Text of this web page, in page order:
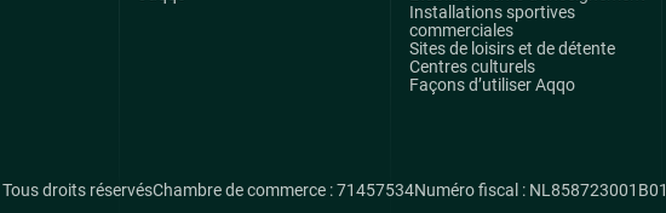
Installations sportives
commerciales
Sites de loisirs et de détente
Centres culturels
Façons d’utiliser Aqqo
droits réservésChambre de commerce : 71457534Numéro fiscal : NL858723001B01